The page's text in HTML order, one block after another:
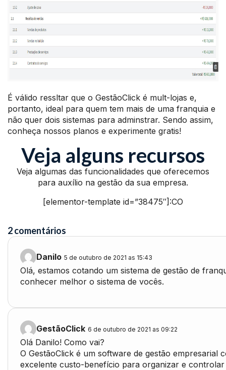
É válido ressltar que o GestãoClick é mult-lojas e,
portanto, ideal para quem tem mais de uma franquia e
não quer dois sistemas para adminstrar. Sendo assim,
conheça nossos planos e experimente gratis!
Veja alguns recursos
Veja algumas das funcionalidades que oferecemos
para auxílio na gestão da sua empresa.
[elementor-template id=”38475″]:CO
2 comentários
Danilo 5 de outubro de 2021 as 15:43
Olá, estamos cotando um sistema de gestão de
conhecer melhor o sistema de vocês.
GestãoClick 6 de outubro de 2021 as 09:22
Olá Danilo! Como vai?
O GestãoClick é um software de gestão empresarial
excelente custo-benefício para organizar e